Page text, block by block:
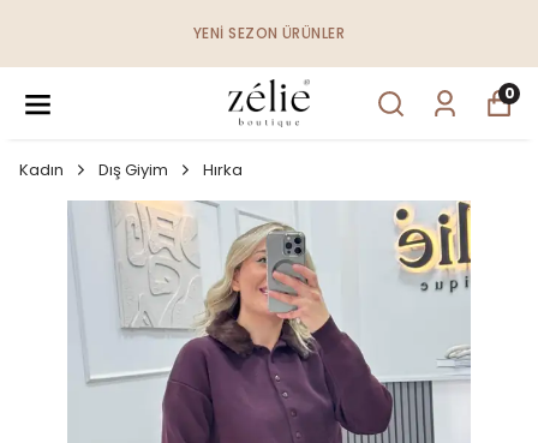
YENI SEZON ÜRÜNLER
0
Kadın Dış Giyim Hırka